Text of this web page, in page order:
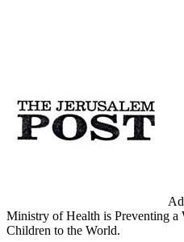
Ministry of Health is Preventing
Children to the World.